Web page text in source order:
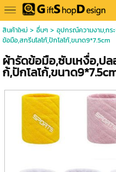
สินค้าใหม่> อื่นๆ> อุปกรณ์ความงาม,กร
ข้อมือ,สกรีนโลโก้,ปักโลโก้,ขนาด9*7.5cm
ผ้ารัดข้อมือ,ซับเหงื่อ,ป
ก้,ปักโลโก้,ขนาด